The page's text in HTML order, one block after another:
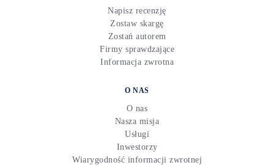
Napisz recenzję
Zostaw skargę
Zostań autorem
Firmy sprawdzające
Informacja zwrotna
O NAS
O nas
Nasza misja
Usługi
Inwestorzy
Wiarygodność informacji zwrotnej